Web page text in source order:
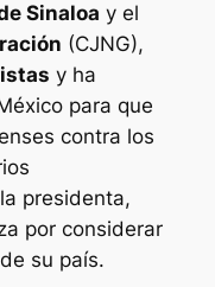
Sinaloa y el
(CJNG),
y ha
para que
contra los
presidenta,
por considerar
su país.